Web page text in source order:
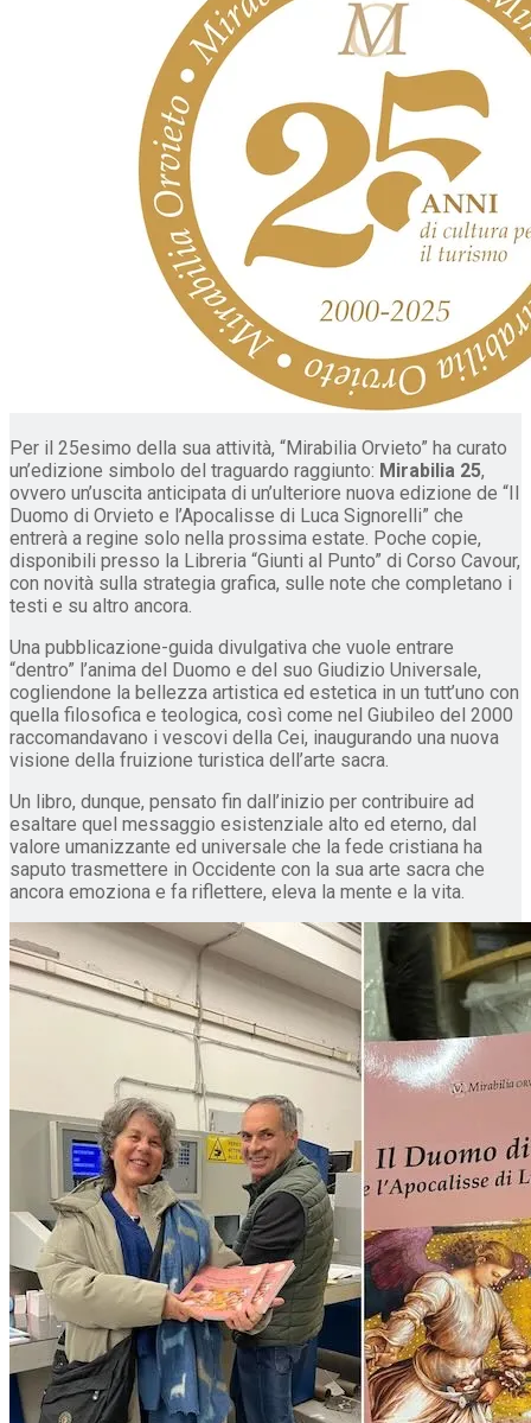
Per il 25esimo della sua attività, “Mirabilia Orvieto” ha curato
un’edizione simbolo del traguardo raggiunto: Mirabilia 25,
ovvero un’uscita anticipata di un’ulteriore nuova edizione de “Il
Duomo di Orvieto e l’Apocalisse di Luca Signorelli” che
entrerà a regine solo nella prossima estate. Poche copie,
disponibili presso la Libreria “Giunti al Punto” di Corso Cavour,
con novità sulla strategia grafica, sulle note che completano i
testi e su altro ancora.
Una pubblicazione-guida divulgativa che vuole entrare
“dentro” l’anima del Duomo e del suo Giudizio Universale,
cogliendone la bellezza artistica ed estetica in un tutt’uno con
quella filosofica e teologica, così come nel Giubileo del 2000
raccomandavano i vescovi della Cei, inaugurando una nuova
visione della fruizione turistica dell’arte sacra.
Un libro, dunque, pensato fin dall’inizio per contribuire ad
esaltare quel messaggio esistenziale alto ed eterno, dal
valore umanizzante ed universale che la fede cristiana ha
saputo trasmettere in Occidente con la sua arte sacra che
ancora emoziona e fa riflettere, eleva la mente e la vita.